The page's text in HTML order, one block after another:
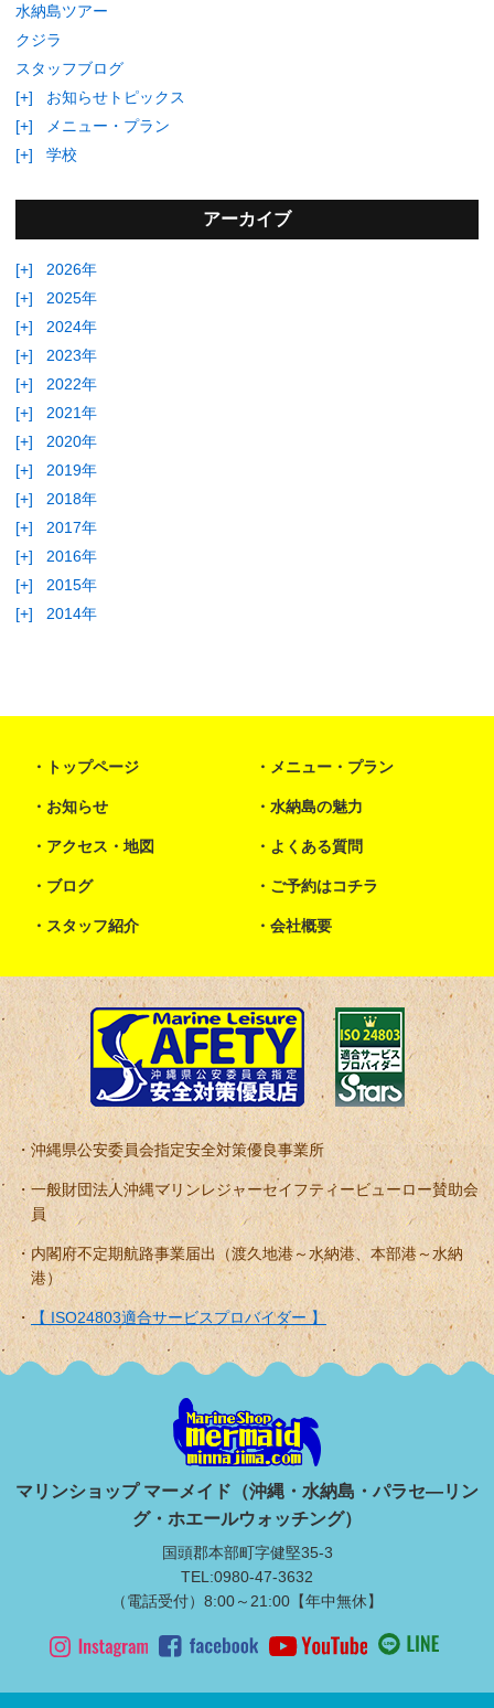
水納島ツアー
クジラ
スタッフブログ
[+]
お知らせトピックス
[+]
メニュー・プラン
[+]
学校
アーカイブ
[+]
2026年
[+]
2025年
[+]
2024年
[+]
2023年
[+]
2022年
[+]
2021年
[+]
2020年
[+]
2019年
[+]
2018年
[+]
2017年
[+]
2016年
[+]
2015年
[+]
2014年
トップページ メニュー・プラン
お知らせ 水納島の魅力
アクセス・地図 よくある質問
ブログ ご予約はコチラ
スタッフ紹介 会社概要
沖縄県公安委員会指定安全対策優良事業所
一般財団法人沖縄マリンレジャーセイフティービューロー賛助会
員
内閣府不定期航路事業届出（渡久地港～水納港、本部港～水納
港）
【 ISO24803適合サービスプロバイダー 】
マリンショップ マーメイド（沖縄・水納島・パラセ―リン
グ・ホエールウォッチング）
国頭郡本部町字健堅35-3
TEL:0980-47-3632
（電話受付）8:00～21:00【年中無休】